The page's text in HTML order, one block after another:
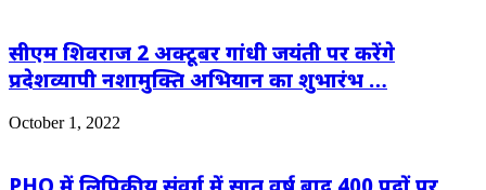
सीएम शिवराज 2 अक्टूबर गांधी जयंती पर करेंगे
प्रदेशव्यापी नशामुक्ति अभियान का शुभारंभ …
October 1, 2022